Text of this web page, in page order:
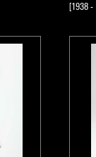
[1938 -